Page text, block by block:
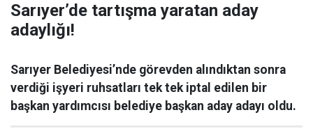
Sarıyer’de tartışma yaratan aday
adaylığı!
Sarıyer Belediyesi’nde görevden alındıktan sonra
verdiği işyeri ruhsatları tek tek iptal edilen bir
başkan yardımcısı belediye başkan aday adayı oldu.